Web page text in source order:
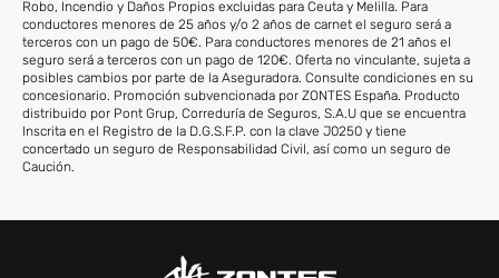
Robo, Incendio y Daños Propios excluidas para Ceuta y Melilla. Para
conductores menores de 25 años y/o 2 años de carnet el seguro será a
terceros con un pago de 50€. Para conductores menores de 21 años el
seguro será a terceros con un pago de 120€. Oferta no vinculante, sujeta a
posibles cambios por parte de la Aseguradora. Consulte condiciones en su
concesionario. Promoción subvencionada por ZONTES España. Producto
distribuido por Pont Grup, Correduría de Seguros, S.A.U que se encuentra
Inscrita en el Registro de la D.G.S.F.P. con la clave J0250 y tiene
concertado un seguro de Responsabilidad Civil, así como un seguro de
Caución.